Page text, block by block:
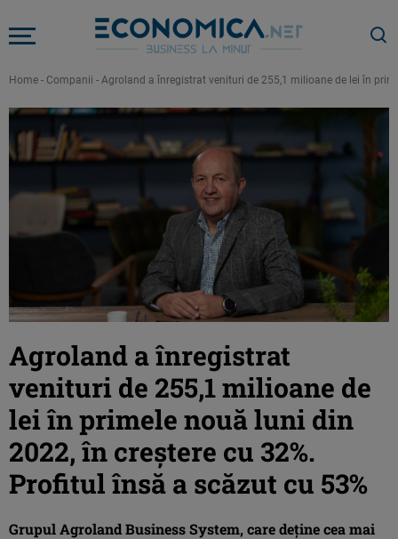
Home - Companii - Agroland a înregistrat venituri de 255,1 milioane de lei în
Agroland a înregistrat
venituri de 255,1 milioane de
lei în primele nouă luni din
2022, în creștere cu 32%.
Profitul însă a scăzut cu 53%
Grupul Agroland Business System, care deține cea mai